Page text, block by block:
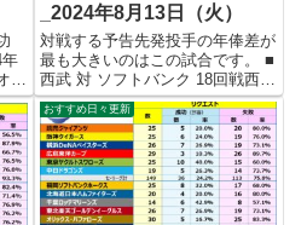
年
。
は
_2024年8月13日（火）
対戦する予告先発投手の年俸差が
最も大きいのはこの試合です。 ■
西武 対 ソフトバンク 18回戦西武
渡邉 勇太朗 ¥8,200,000-ソフトバ
ンク モイネロ ¥300,000,000- 年
俸差 ¥291,800,000- 両投手の今シ
ーズ...
おすすめ日々更新